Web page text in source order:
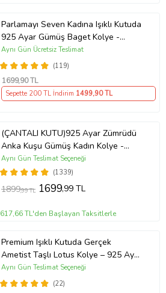
Parlamayı Seven Kadına Işıklı Kutuda
925 Ayar Gümüş Baget Kolye -
Kişiye Özel Fotoğraf Hediye
(119)
Aynı Gün Ücretsiz Teslimat
1699,90 TL
Sepette 200 TL İndirim 1499,90 TL
(ÇANTALI KUTU)925 Ayar Zümrüdü
Anka Kuşu Gümüş Kadın Kolye -
MAVİ
(1339)
Aynı Gün Teslimat Seçeneği
1899,99 TL 1699,99 TL
617,66 TL'den Başlayan Taksitlerle
Premium Işıklı Kutuda Gerçek
Ametist Taşlı Lotus Kolye – 925 Ayar
Gümüş Kadın Kolye
(22)
Aynı Gün Teslimat Seçeneği